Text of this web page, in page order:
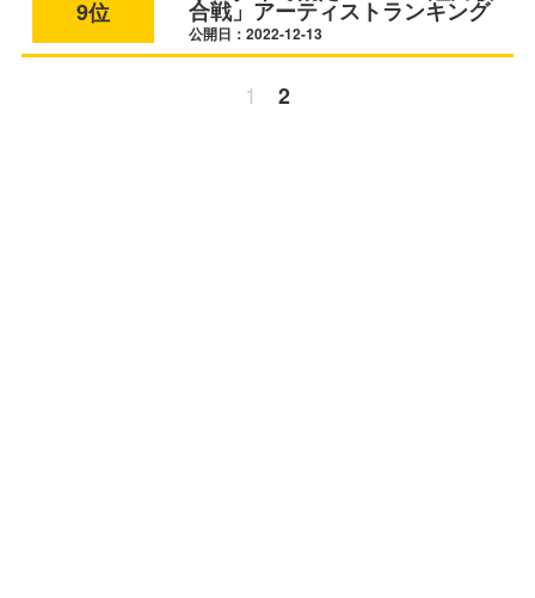
9位 合戦」アーティストランキング
公開日：2022-12-13
1 2